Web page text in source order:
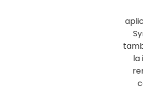
la